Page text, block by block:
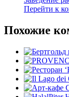
Перейти к
Похожие